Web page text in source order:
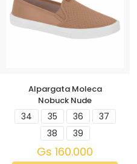
Alpargata Moleca
Nobuck Nude
34 35 36
37
38
39
Gs 160.000